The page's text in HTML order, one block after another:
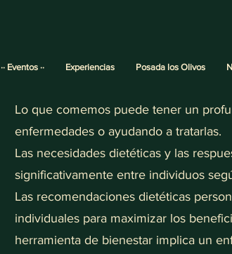
·· Eventos ·· Experiencias Posada los Olivos
Lo que comemos puede tener un
enfermedades o ayudando a tratarlas.
Las necesidades dietéticas y las
significativamente entre individuos
Las recomendaciones dietéticas
individuales para maximizar los
herramienta de bienestar implica un